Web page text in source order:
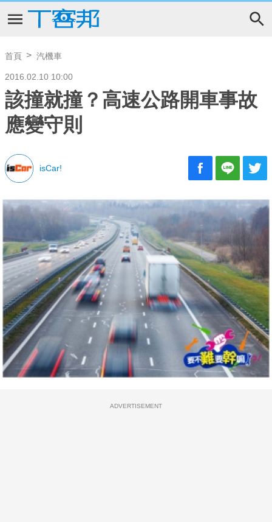
首頁 汽機車
2016.02.10 10:00
該撞就撞？高速公路開車事故
應變守則
isCar!
ADVERTISEMENT